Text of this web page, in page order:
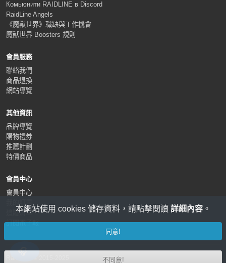
Комьюнити RAIDLINE в Discord
RaidLine Angels
《魔獸世界》職缺與工作機會
魔獸世界 Boosters 規則
會員服務
聯絡我們
商品退換
網站導覽
其他資訊
品牌導覽
購物禮券
推薦計劃
特價商品
會員中心
會員中心
我的訂單
追蹤清單
訂閱電子報
本網站使用 cookies 儲存資料，請點擊閱讀 詳細內容。
同意!
不同意!